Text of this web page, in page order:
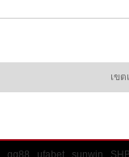
เขต
qq88 ufabet sunwin